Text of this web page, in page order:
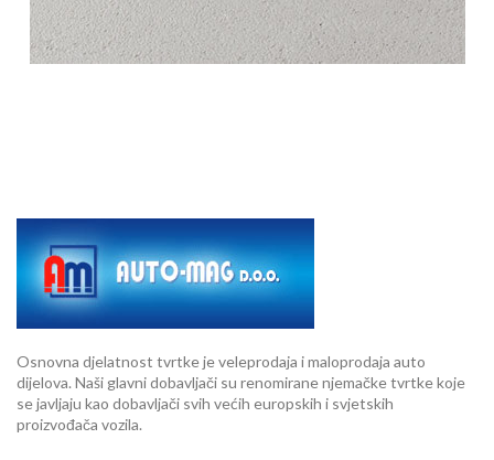
Osnovna djelatnost tvrtke je veleprodaja i maloprodaja auto
dijelova. Naši glavni dobavljači su renomirane njemačke tvrtke koje
se javljaju kao dobavljači svih većih europskih i svjetskih
proizvođača vozila.